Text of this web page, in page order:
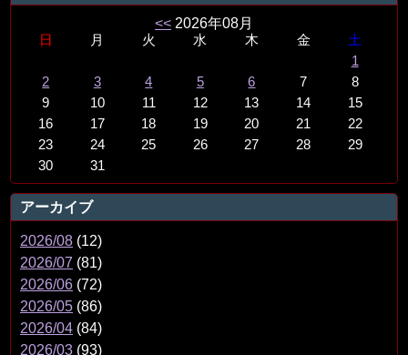
<< 2026年08月
日 月 火 水 木 金
土
1
2
3 4 5 6 7
8
9
10 11 12 13 14
15
16
17 18 19 20 21
22
23
24 25 26 27 28
29
30
31
アーカイブ
2026/08 (12)
2026/07 (81)
2026/06 (72)
2026/05 (86)
2026/04 (84)
2026/03 (93)